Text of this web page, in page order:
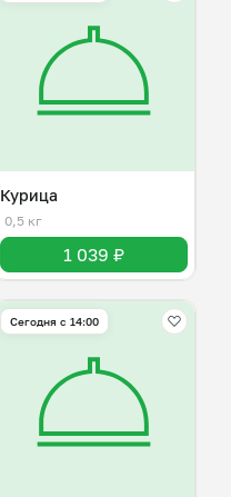
Курица
0,5 кг
1 039 ₽
Сегодня с 14:00